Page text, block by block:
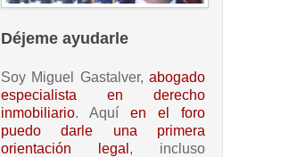
Déjeme ayudarle
Soy Miguel Gastalver, abogado
especialista en derecho
inmobiliario. Aquí en el foro
puedo darle una primera
orientación legal , incluso